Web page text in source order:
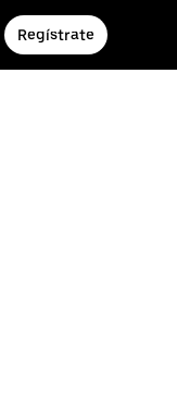
Regístrate